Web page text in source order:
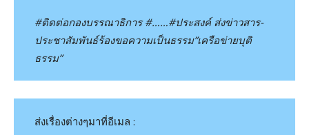
#ติดต่อกองบรรณาธิการ #……#ประสงค์ ส่งข่าวสาร-
ประชาสัมพันธ์ร้องขอความเป็นธรรม”เครือข่ายบุติ
ธรรม”
ส่งเรื่องต่างๆมาที่อีเมล :